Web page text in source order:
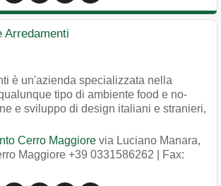
Arredamenti
è un'azienda specializzata nella
tipo di ambiente food e no-
e sviluppo di design italiani e stranieri,
Cerro Maggiore via Luciano Manara,
Maggiore +39 0331586262 | Fax: